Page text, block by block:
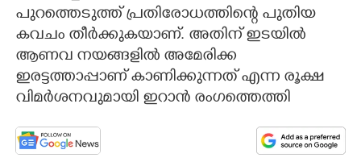
പുറത്തെടുത്ത് പ്രതിരോധത്തിന്റെ പുതിയ
കവചം തീർക്കുകയാണ്. അതിന് ഇടയിൽ
ആണവ നയങ്ങളിൽ അമേരിക്ക
ഇരട്ടത്താപ്പാണ് കാണിക്കുന്നത് എന്ന രൂക്ഷ
വിമർശനവുമായി ഇറാൻ രംഗത്തെത്തി